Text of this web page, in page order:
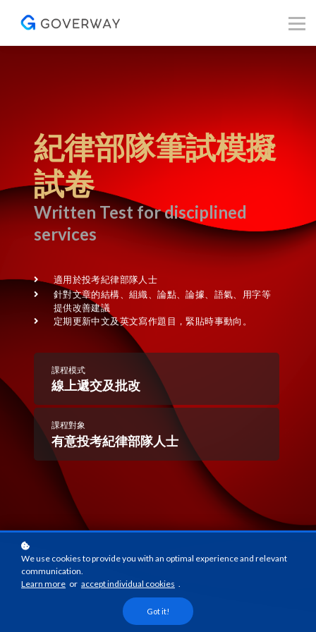
紀律部隊筆試模擬
試卷
Written Test for disciplined
services
適用於投考紀律部隊人士
針對文章的結構、組織、論點、論據、語氣、用字等
提供改善建議
定期更新中文及英文寫作題目，緊貼時事動向。
課程模式
線上遞交及批改
課程對象
有意投考紀律部隊人士
We use cookies to provide you with an optimal experience and relevant
communication.
Learn more or accept individual cookies .
Got it!